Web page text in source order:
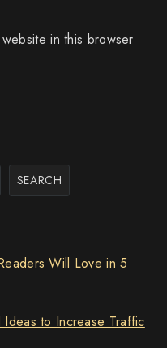
in this browser
SEARCH
Will Love in 5
to Increase Traffic